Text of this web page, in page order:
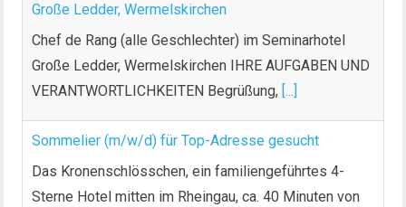
Große Ledder, Wermelskirchen
Chef de Rang (alle Geschlechter) im Seminarhotel
Große Ledder, Wermelskirchen IHRE AUFGABEN UND
VERANTWORTLICHKEITEN Begrüßung, [...]
Sommelier (m/w/d) für Top-Adresse gesucht
Das Kronenschlösschen, ein familiengeführtes 4-
Sterne Hotel mitten im Rheingau, ca. 40 Minuten von